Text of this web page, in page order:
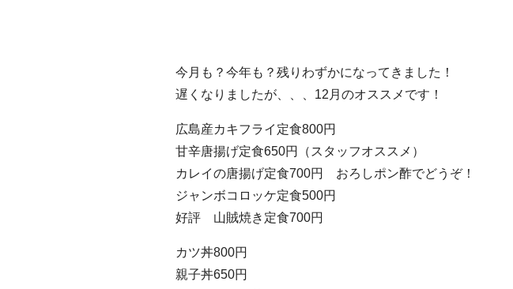
今月も？今年も？残りわずかになってきました！
遅くなりましたが、、、12月のオススメです！
広島産カキフライ定食800円
甘辛唐揚げ定食650円（スタッフオススメ）
カレイの唐揚げ定食700円 おろしポン酢でどうぞ！
ジャンボコロッケ定食500円
好評 山賊焼き定食700円
カツ丼800円
親子丼650円